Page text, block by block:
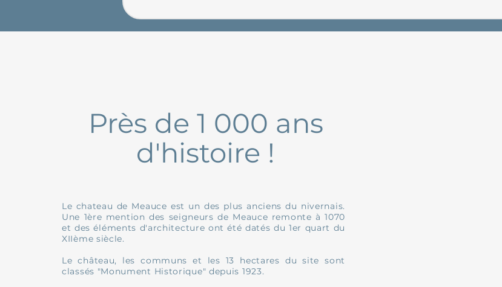
Près de 1 000 ans
d'histoire !
​Le chateau de Meauce est un des plus anciens du nivernais.
Une 1ère mention des seigneurs de Meauce remonte à 1070
et des éléments d'architecture ont été datés du 1er quart du
XIIème siècle.
Le château, les communs et les 13 hectares du site sont
classés "Monument Historique" depuis 1923.